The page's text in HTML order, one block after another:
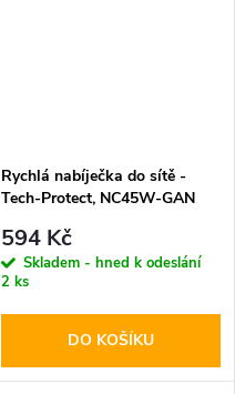
Rychlá nabíječka do sítě -
Tech-Protect, NC45W-GAN
594 Kč
Skladem - hned k odeslání
2 ks
DO KOŠÍKU